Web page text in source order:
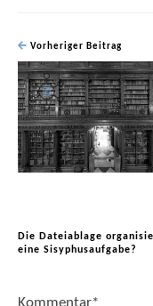
Vorheriger Beitrag
Die Dateiablage
eine Sisyphusaufgabe?
Kommentar*